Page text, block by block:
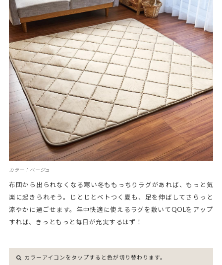
カラー：ベージュ
布団から出られなくなる寒い冬ももっちりラグがあれば、もっと気
楽に起きられそう。じとじとベトつく夏も、足を伸ばしてさらっと
涼やかに過ごせます。年中快適に使えるラグを敷いてQOLをアップ
すれば、きっともっと毎日が充実するはず！
カラーアイコンをタップすると色が切り替わります。